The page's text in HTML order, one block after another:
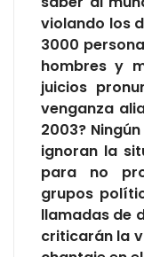
violando los
3000
hombres y
juicios
venganza
2003?
ignoran la
para no
grupos
llamadas de
criticarán la